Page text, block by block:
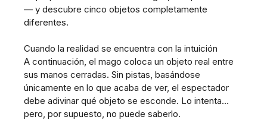
— y descubre cinco objetos completamente
diferentes.
Cuando la realidad se encuentra con la intuición
A continuación, el mago coloca un objeto real entre
sus manos cerradas. Sin pistas, basándose
únicamente en lo que acaba de ver, el espectador
debe adivinar qué objeto se esconde. Lo intenta…
pero, por supuesto, no puede saberlo.